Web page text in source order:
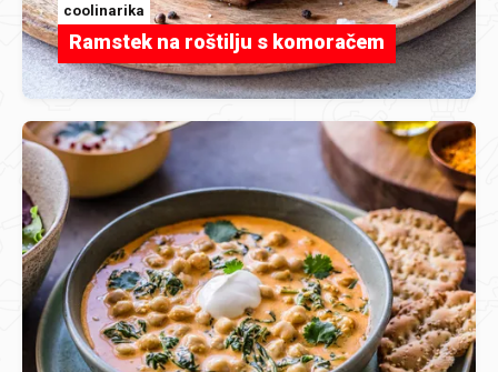
coolinarika
Ramstek na roštilju s komoračem